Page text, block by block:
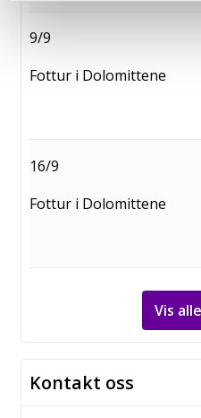
9/9
Fottur i Dolomittene
16/9
Fottur i Dolomittene
Vis
Kontakt oss